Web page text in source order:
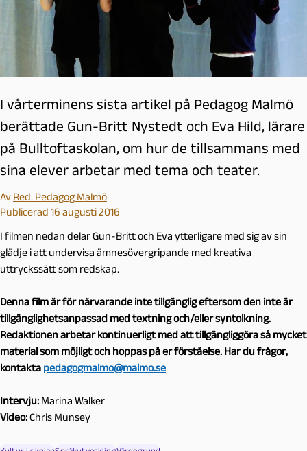
I vårterminens sista artikel på Pedagog Malmö
berättade Gun-Britt Nystedt och Eva Hild, lärare
på Bulltoftaskolan, om hur de tillsammans med
sina elever arbetar med tema och teater.
Av Red. Pedagog Malmö
Publicerad 16 augusti 2016
I filmen nedan delar Gun-Britt och Eva ytterligare med sig av sin
glädje i att undervisa ämnesövergripande med kreativa
uttryckssätt som redskap.
Denna film är för närvarande inte tillgänglig eftersom den inte är
tillgänglighetsanpassad med textning och/eller syntolkning.
Redaktionen arbetar kontinuerligt med att tillgängliggöra så mycket
material som möjligt och hoppas på er förståelse. Har du frågor,
kontakta pedagogmalmo@malmo.se
Intervju: Marina Walker
Video:Chris Munsey